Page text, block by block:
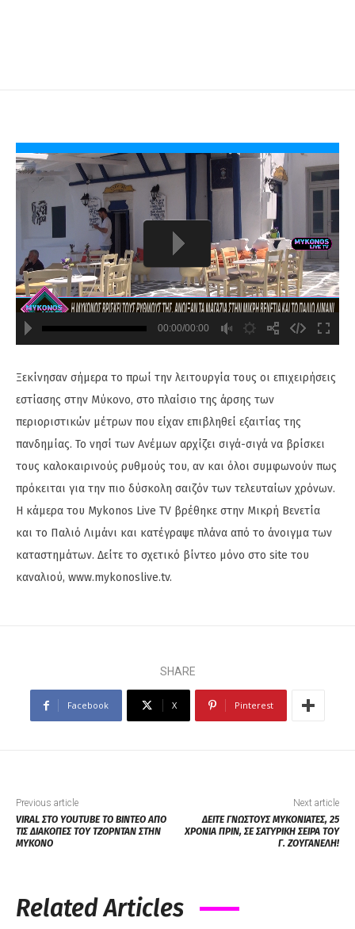
480
00:00/00:00
Ξεκίνησαν σήμερα το πρωί την λειτουργία τους οι επιχειρήσεις
εστίασης στην Μύκονο, στο πλαίσιο της άρσης των
περιοριστικών μέτρων που είχαν επιβληθεί εξαιτίας της
πανδημίας. Το νησί των Ανέμων αρχίζει σιγά-σιγά να βρίσκει
τους καλοκαιρινούς ρυθμούς του, αν και όλοι συμφωνούν πως
πρόκειται για την πιο δύσκολη σαιζόν των τελευταίων χρόνων.
Η κάμερα του Mykonos Live TV βρέθηκε στην Μικρή Βενετία
και το Παλιό Λιμάνι και κατέγραψε πλάνα από το άνοιγμα των
καταστημάτων. Δείτε το σχετικό βίντεο μόνο στο site του
καναλιού, www.mykonoslive.tv.
SHARE
Facebook X Pinterest
Previous article
VIRAL ΣΤΟ ΥOUTUBE ΤΟ ΒΙΝΤΕΟ ΑΠΟ
ΤΙΣ ΔΙΑΚΟΠΕΣ ΤΟΥ ΤΖΟΡΝΤΑΝ ΣΤΗΝ
ΜΥΚΟΝΟ
Next article
ΔΕΙΤΕ ΓΝΩΣΤΟΥΣ ΜΥΚΟΝΙΑΤΕΣ, 25
ΧΡΟΝΙΑ ΠΡΙΝ, ΣΕ ΣΑΤΥΡΙΚΗ ΣΕΙΡΑ ΤΟΥ
Γ. ΖΟΥΓΑΝΕΛΗ!
Related Articles